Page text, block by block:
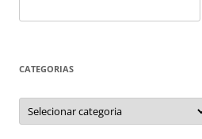
por:
CATEGORIAS
Categorias